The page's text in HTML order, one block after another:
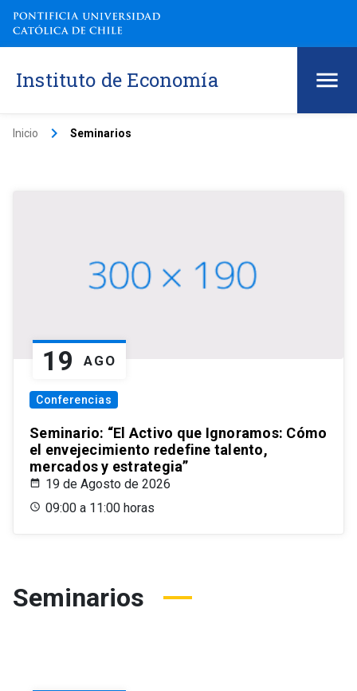
Instituto de Economía
Inicio keyboard_arrow_right Seminarios
19 AGO
Conferencias
Seminario: “El Activo que Ignoramos: Cómo
el envejecimiento redefine talento,
mercados y estrategia”
19 de Agosto de 2026
09:00 a 11:00 horas
Seminarios